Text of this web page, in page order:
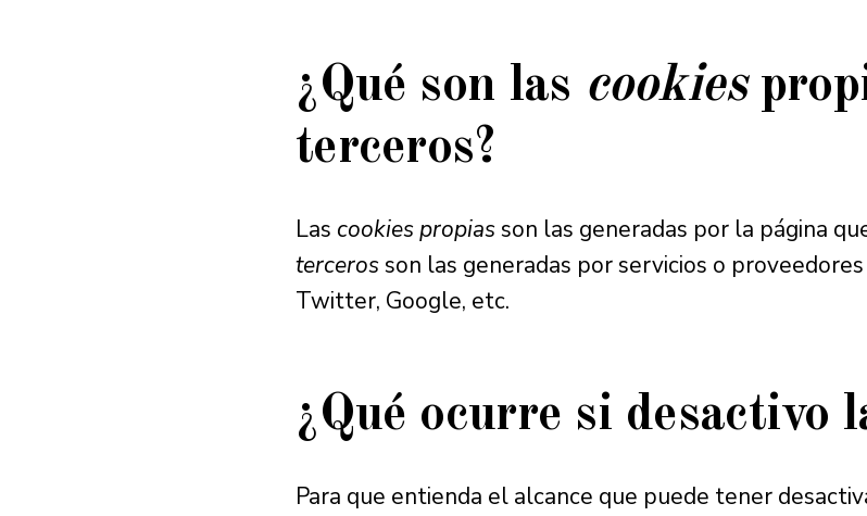
¿Qué son las cookies
terceros?
Las cookies propiasson las generadas por la página
tercerosson las generadas por servicios o
Twitter, Google, etc.
¿Qué ocurre si desactivo
Para que entienda el alcance que puede tener